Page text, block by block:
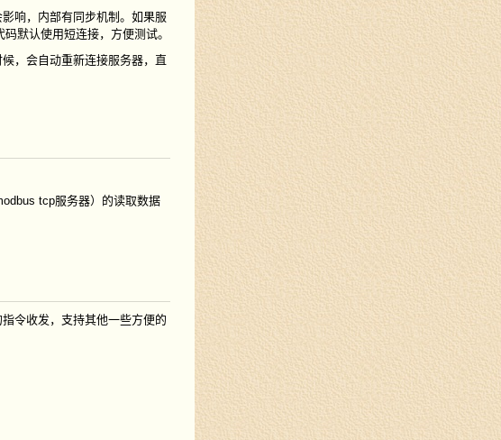
响，内部有同步机制。如果服
默认使用短连接，方便测试。
，会自动重新连接服务器，直
tcp服务器）的读取数据
令收发，支持其他一些方便的